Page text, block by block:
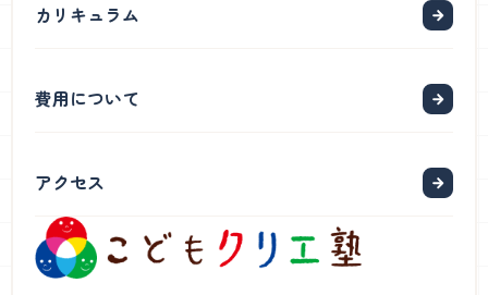
カリキュラム
費用について
アクセス